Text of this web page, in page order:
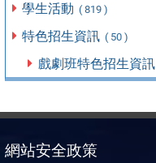
學生活動 ( 819 )
特色招生資訊 ( 50 )
戲劇班特色招生資訊
網站安全政策